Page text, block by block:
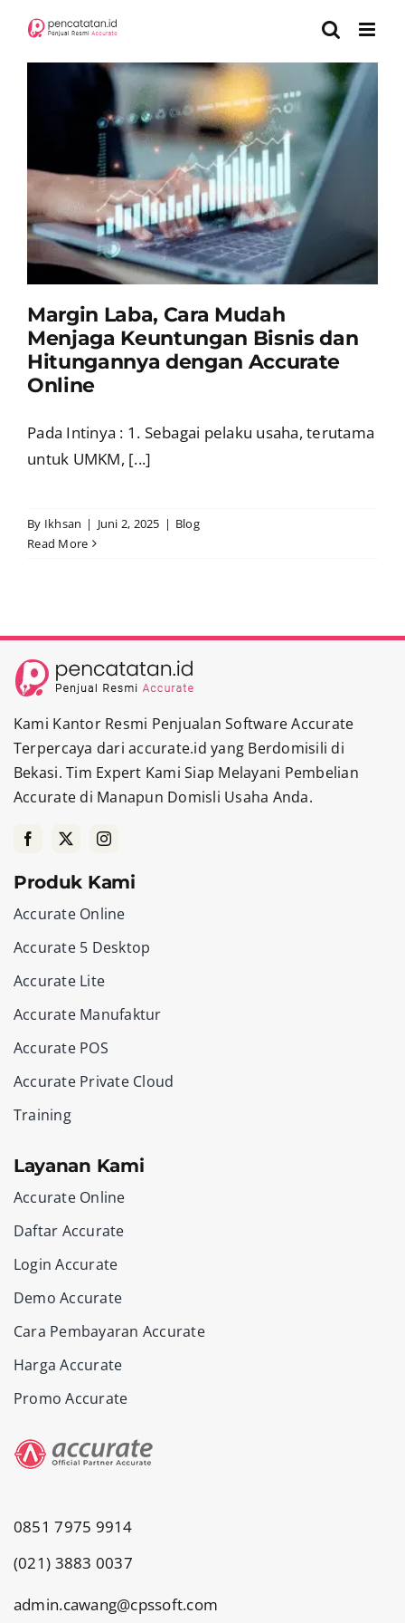
content
Margin Laba, Cara Mudah
Menjaga Keuntungan Bisnis dan
Hitungannya dengan Accurate
Online
Pada Intinya : 1. Sebagai pelaku usaha, terutama
untuk UMKM, [...]
By Ikhsan | Juni 2, 2025 | Blog
Read More
Kami Kantor Resmi Penjualan Software Accurate
Terpercaya dari accurate.id yang Berdomisili di
Bekasi. Tim Expert Kami Siap Melayani Pembelian
Accurate di Manapun Domisli Usaha Anda.
Produk Kami
Accurate Online
Accurate 5 Desktop
Accurate Lite
Accurate Manufaktur
Accurate POS
Accurate Private Cloud
Training
Layanan Kami
Accurate Online
Daftar Accurate
Login Accurate
Demo Accurate
Cara Pembayaran Accurate
Harga Accurate
Promo Accurate
0851 7975 9914
(021) 3883 0037
admin.cawang@cpssoft.com